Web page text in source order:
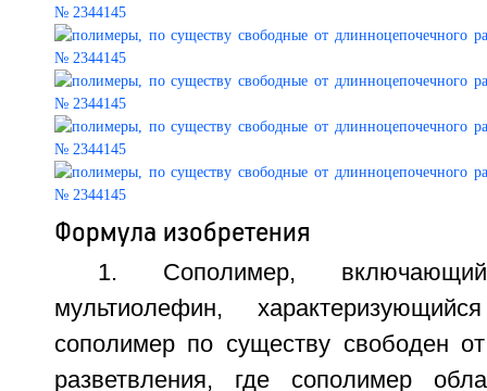
Формула изобретения
1. Сополимер,
мультиолефин,
сополимер по существу свободен
разветвления, где сополимер